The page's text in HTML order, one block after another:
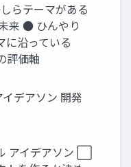
らテーマがある
来 ● ひんやり
沿っている
評価軸
デアソン 開発
アイデアソン ⬜